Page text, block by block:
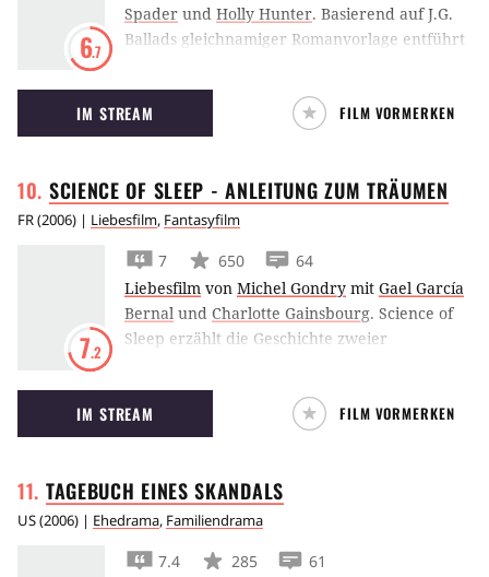
6.7
Spader und Holly Hunter. Basierend auf J.G.
Ballads gleichnamiger Romanvorlage entführt
Untiefen eines erotisch aufgeladenen Dramas
mit James Spader und Holly Hunter.
IM STREAM FILM VORMERKEN
SCIENCE OF SLEEP - ANLEITUNG ZUM TRÄUMEN
FR(2006) | Liebesfilm, Fantasyfilm
7.2
7 650
64
Liebesfilm von Michel Gondry mit Gael García
Bernal und Charlotte Gainsbourg. Science of
Sleep erzählt die Geschichte zweier
Michel Gondry in ihren Träumen verlieren.
IM STREAM FILM VORMERKEN
TAGEBUCH EINESSKANDALS
US(2006) | Ehedrama, Familiendrama
7.4 285
61